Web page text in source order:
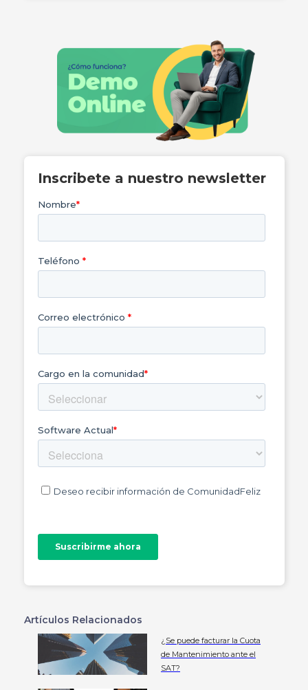
Inscribete a nuestro newsletter
Artículos Relacionados
¿Se puede facturar la Cuota
de Mantenimiento ante el
SAT?